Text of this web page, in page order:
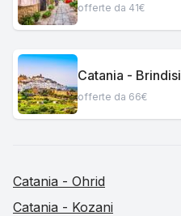
offerte da 41€
Catania - Brindisi
offerte da 66€
Catania - Ohrid
Catania - Kozani